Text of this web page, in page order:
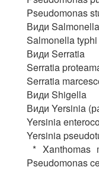
Pseudomonas
Види Salmonella
Salmonella typhi
Види Serratia
Serratia
Serratia
Види Shigella
Види Yersinia
Yersinia
Yersinia
* Xanthomas
Pseudomonas